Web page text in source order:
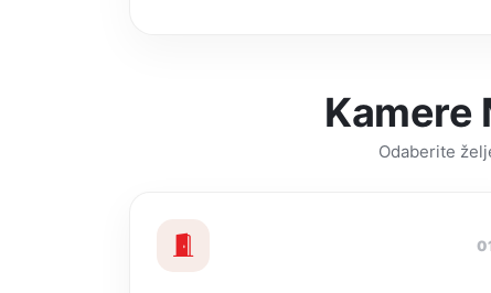
Kamere
Odaberite